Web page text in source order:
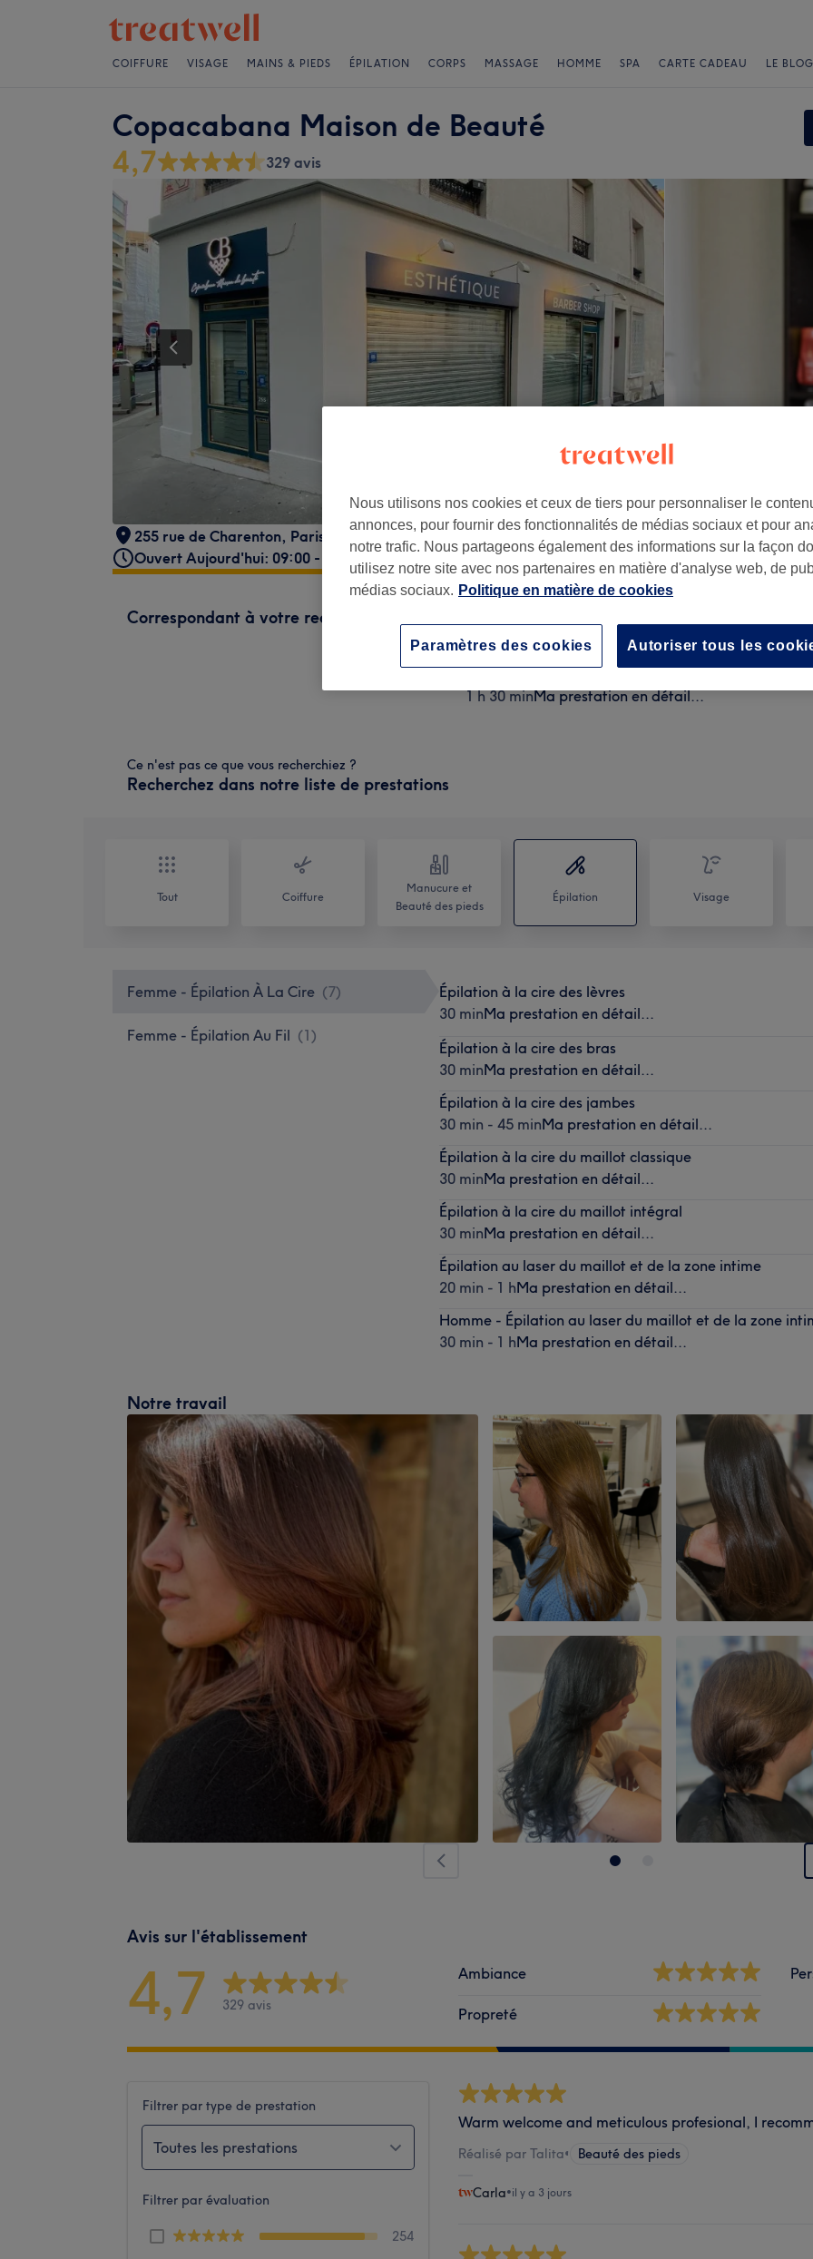
COIFFURE VISAGE MAINS & PIEDS ÉPILATION CORPS MASSAGE HOMME SPA CARTE CADEAU LE
Copacabana Maison de Beauté
4,7 329 avis
255 rue de Charenton, Paris
75012
Ouvert Aujourd'hui: 09:00 - 20:30
Correspondant à votre recherche
30 minMa prestation en détail...
Extensions de cils - Pose volume brésilienne
1 h 30 minMa prestation en détail...
Ce n'est pas ce que vous recherchiez ?
Recherchez dans notre liste de prestations
Tout Coiffure
Manucure et
Beauté des pieds
Épilation Visage
Femme - Épilation À La Cire (7)
Femme - Épilation Au Fil (1)
Épilation à la cire des lèvres
30 minMa prestation en détail...
Épilation à la cire des bras
30 minMa prestation en détail...
Épilation à la cire des jambes
30 min - 45 minMa prestation en détail...
Épilation à la cire du maillot classique
30 minMa prestation en détail...
Épilation à la cire du maillot intégral
30 minMa prestation en détail...
Épilation au laser du maillot et de la zone intime
20 min - 1 hMa prestation en détail...
Homme - Épilation au laser du maillot et de la zone
30 min - 1 hMa prestation en détail...
Notre travail
Avis sur l'établissement
4,7 329 avis
Ambiance
Propreté
Filtrer par type de prestation
Toutes les prestations
Filtrer par évaluation
254
Warm welcome and meticulous profesional, I
Réalisé par Talita• Beauté des pieds
Carla•il y a 3 jours
Nous utilisons nos cookies et ceux de tiers pour personnaliser le
annonces, pour fournir des fonctionnalités de médias sociaux et pour
notre trafic. Nous partageons également des informations sur la façon
utilisez notre site avec nos partenaires en matière d'analyse web, de
médias sociaux. Politique en matière de cookies
Autoriser tous les
Paramètres des cookies